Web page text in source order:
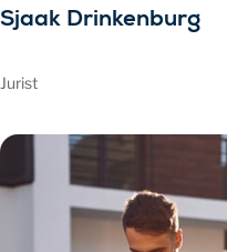
Sjaak Drinkenburg
Jurist